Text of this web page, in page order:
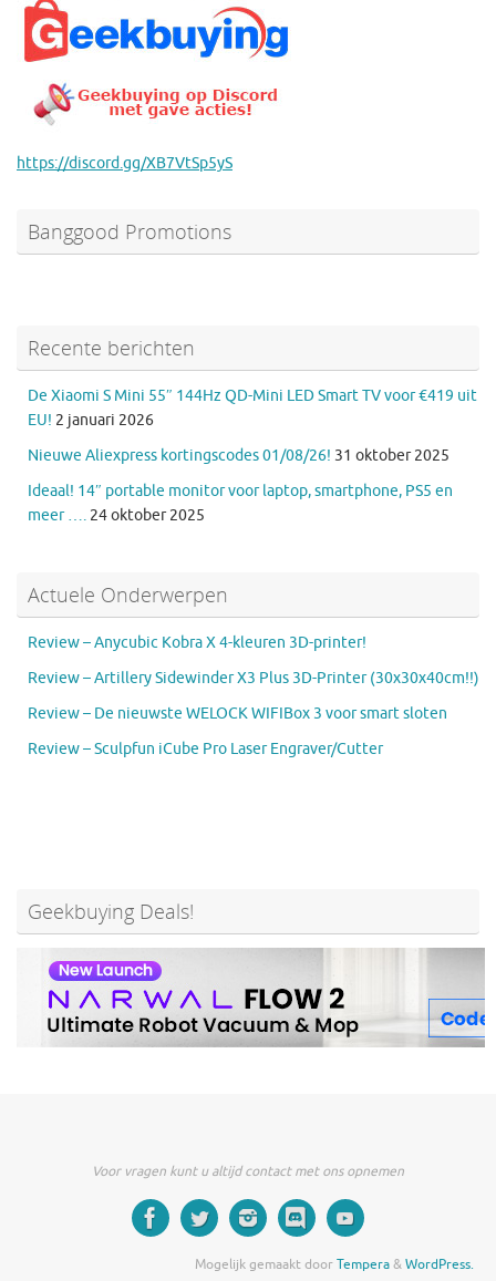
https://discord.gg/XB7VtSp5yS
Banggood Promotions
Recente berichten
De Xiaomi S Mini 55″ 144Hz QD-Mini LED Smart TV voor €419 uit
EU! 2 januari 2026
Nieuwe Aliexpress kortingscodes 01/08/26! 31 oktober 2025
Ideaal! 14″ portable monitor voor laptop, smartphone, PS5 en
meer …. 24 oktober 2025
Actuele Onderwerpen
Review – Anycubic Kobra X 4-kleuren 3D-printer!
Review – Artillery Sidewinder X3 Plus 3D-Printer (30x30x40cm!!)
Review – De nieuwste WELOCK WIFIBox 3 voor smart sloten
Review – Sculpfun iCube Pro Laser Engraver/Cutter
Geekbuying Deals!
Voor vragen kunt u altijd contact met ons opnemen
Mogelijk gemaakt doorTempera&WordPress.